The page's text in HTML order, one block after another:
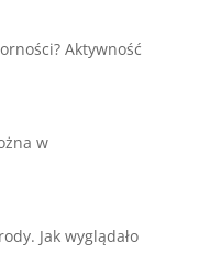
Aktywność
w
Jak wyglądało